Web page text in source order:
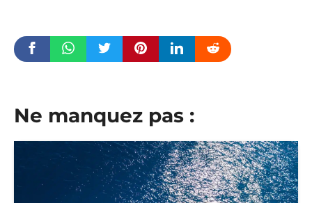
Ne manquez pas :